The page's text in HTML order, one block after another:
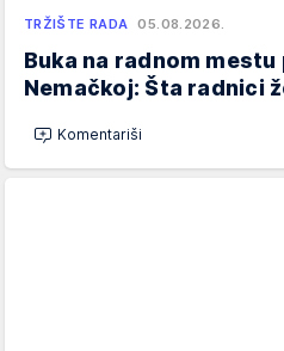
TRŽIŠTE RADA 05.08.2026.
Buka na radnom
Nemačkoj: Šta radnici
Komentariši